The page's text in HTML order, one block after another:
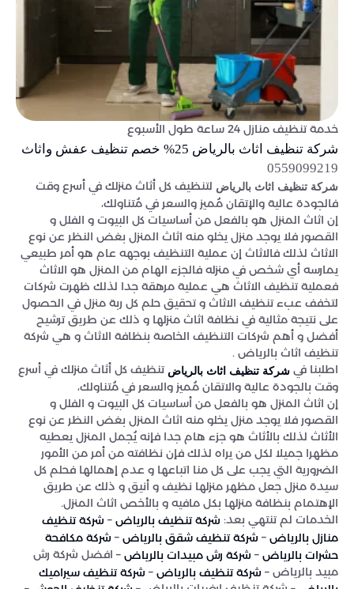
خدمة تنظيف منازل 24 ساعة طول الأسبوع
شركة تنظيف اثاث بالرياض 25% خصم تنظيف عفش واثاث
0559099219
شركة تنظيف اثاث بالرياض لتنظيف كل أثاث منزلك في أسرع وقت
فالجودة عالية والإتقان مُميز والسعر في مُتناولك،
إن اثاث المنزل هو بالفعل من أساسيات كل البيوت و الفلل و
القصور فلا يوجد منزل يخلو منه اثاث المنزل بغض النظر عن نوع
الاثاث لذلك فالاثاث إن عملية التنظيف بوجهه عام هو أمر طبيعي
يمارسه أي شخص في منزله فالجزء الهام من المنزل هو الاثاث
فعملية تنظيف الاثاث هي عملية مرهقة جدا لذلك ظهرت شركات
لتخفف عبء تنظيف الاثاث و تحقيق حلم كل ربة منزل في الحصول
على نتيجة مثالية في نظافة اثاث منزلها و ذلك عن طريق ترشيح
أفضل و أهم شركات التنظيف الخاصة بنظافة الاثاث و هي شركة
تنظيف اثاث بالرياض .
اطلبنا في شركة تنظيف اثاث بالرياض تنظيف كل أثاث منزلك في أسرع
وقت بالجودة عالية والاتقان مُميز والسعر في مُتناولك،
إن اثاث المنزل هو بالفعل من أساسيات كل البيوت و الفلل و
القصور فلا يوجد منزل يخلو منه اثاث المنزل بغض النظر عن نوع
الأثاث لذلك بالأثاث هو جزء هام جدا فإنه يُجمل المنزل يعطيه
مظهرا جميلا لكل من يراه لذلك فإن نظافته من أمر من الأمور
الضرورية التي يجب على كل منا اتباعها و عدم إهمالها فحلم كل
سيدة منزل جعل مظهر منزلها نظيف و أنيق و ذلك عن طريق
الإهتمام بنظافة منزلها بكل مافيه و بالأخص اثاث المنزل.
الخدمات لم تنتهي بعد: شركة تنظيف بالرياض – شركة تنظيف
منازل بالرياض – شركة تنظيف شقق بالرياض – شركة مكافحة
حشرات بالرياض – شركة رش مبيدات بالرياض – افضل شركة رش
مبيد بالرياض – شركة تنظيف بالرياض – شركة تنظيف سيراميك